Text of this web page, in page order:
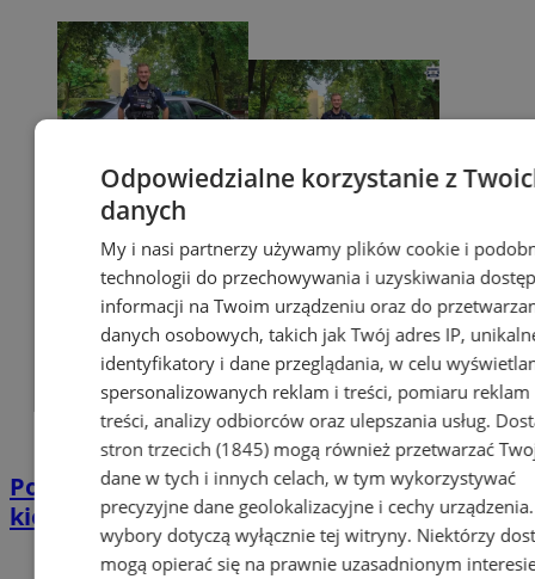
Policjant po służbie zatrzymał pijanego
kierowcę. Miał prawie 2 promile
Odpowiedzialne korzystanie z
danych
My i nasi partnerzy używamy plików cookie i
technologii do przechowywania i uzyskiwania
informacji na Twoim urządzeniu oraz do
danych osobowych, takich jak Twój adres IP,
identyfikatory i dane przeglądania, w celu
spersonalizowanych reklam i treści, pomiaru reklam
treści, analizy odbiorców oraz ulepszania usług.
stron trzecich (1845)mogą również przetwarzać
dane w tych i innych celach, w tym wykorzystywać
precyzyjne dane geolokalizacyjne i cechy
wybory dotyczą wyłącznie tej witryny. Niektórzy
mogą opierać się na prawnie uzasadnionym